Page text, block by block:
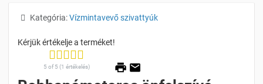
Részletek
Kategória:Vízmintavevő szivattyúk
5 of 5 (1 értékelés)